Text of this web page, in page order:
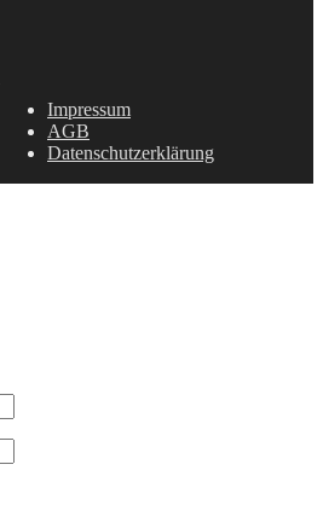
Impressum
AGB
Datenschutzerklärung